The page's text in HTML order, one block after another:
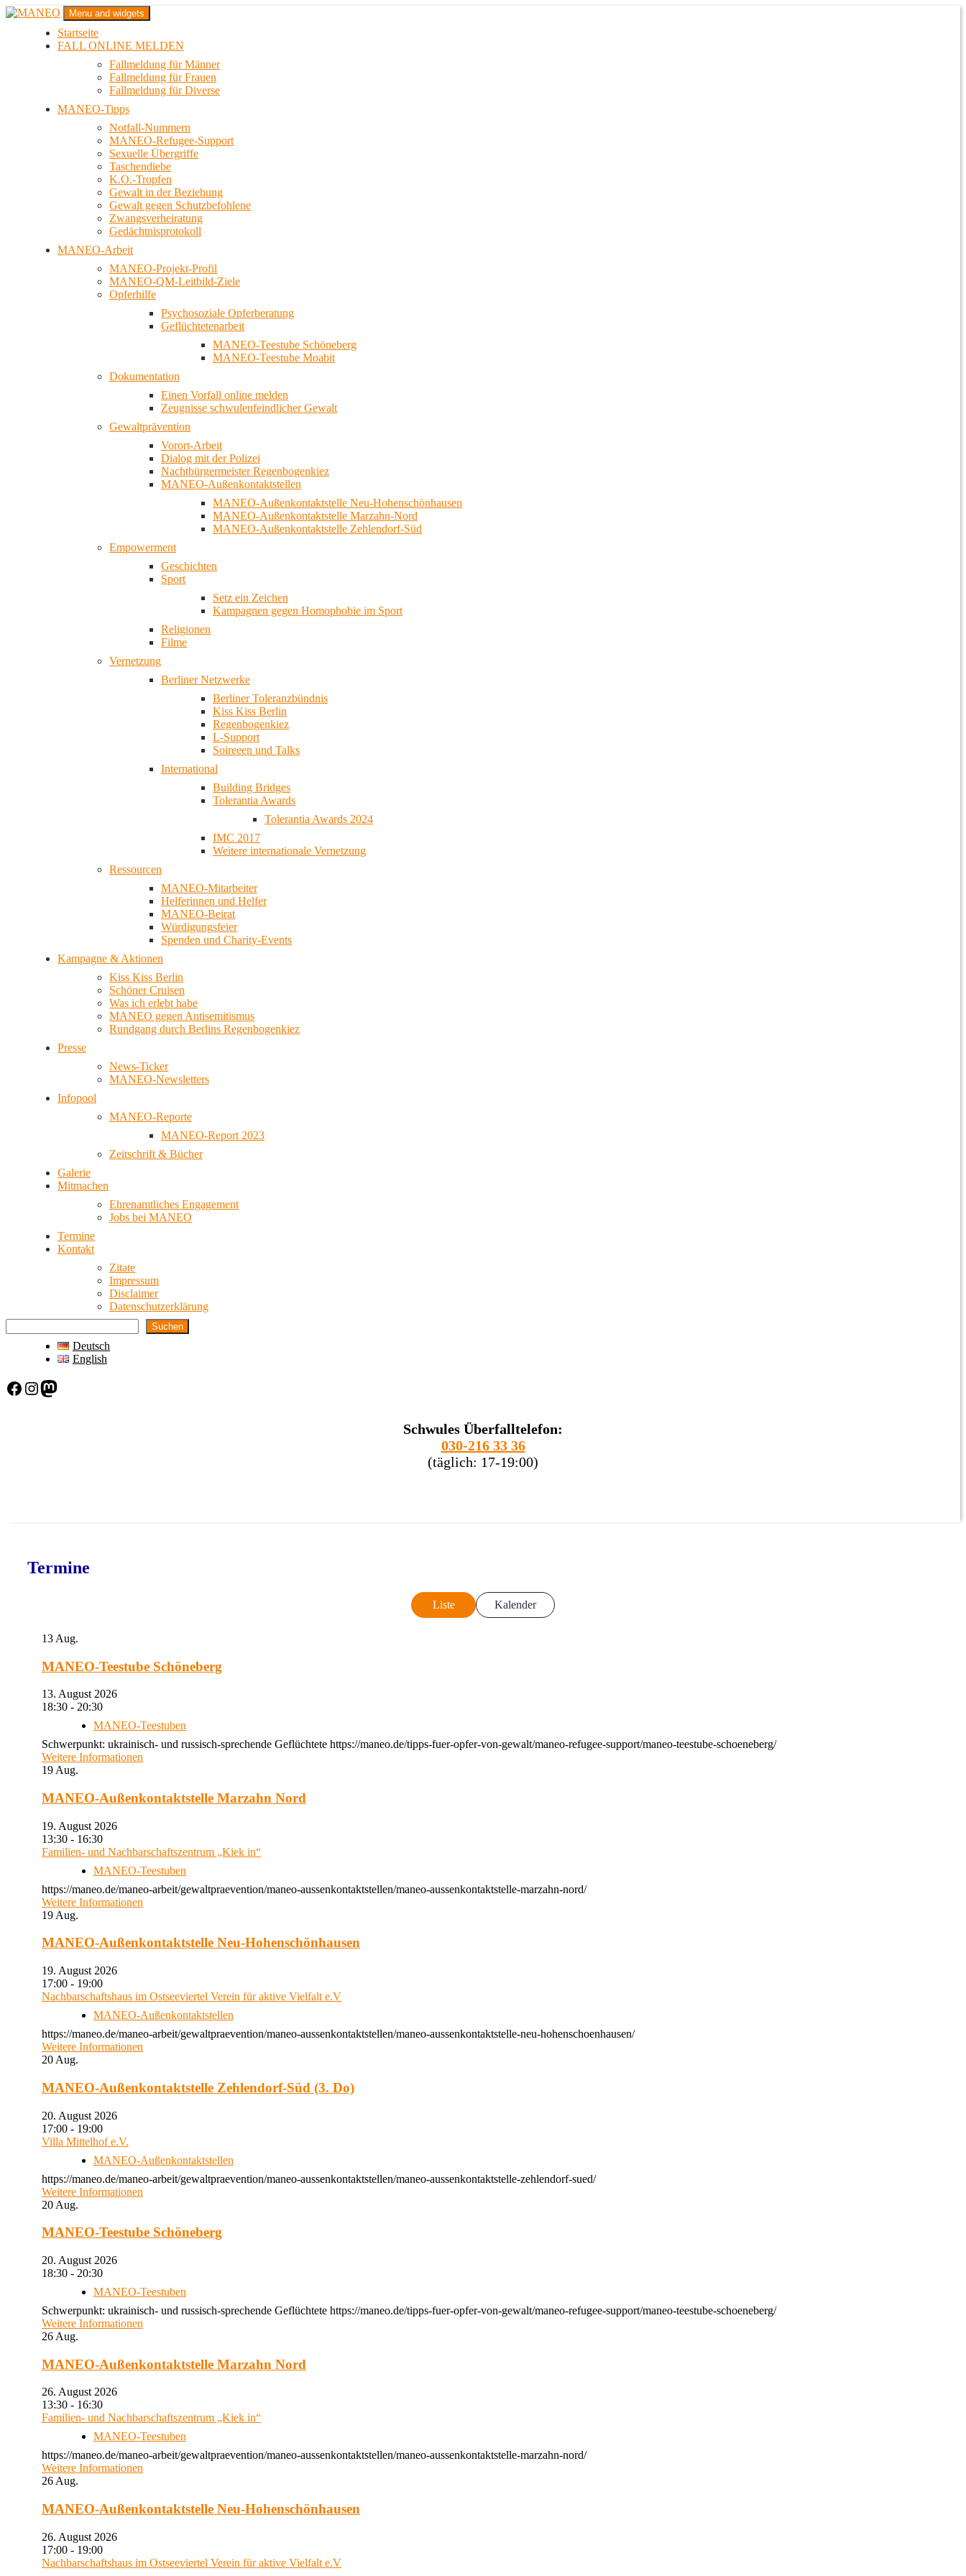
Zum
MANEO
Das schwule Anti-Gewalt-Projekt in Berlin
Menu and widgets
Startseite
FALL ONLINE MELDEN
Fallmeldung für Männer
Fallmeldung für Frauen
Fallmeldung für Diverse
MANEO-Tipps
Notfall-Nummern
MANEO-Refugee-Support
Sexuelle Übergriffe
Taschendiebe
K.O.-Tropfen
Gewalt in der Beziehung
Gewalt gegen Schutzbefohlene
Zwangsverheiratung
Gedächtnisprotokoll
MANEO-Arbeit
MANEO-Projekt-Profil
MANEO-QM-Leitbild-Ziele
Opferhilfe
Psychosoziale Opferberatung
Geflüchtetenarbeit
MANEO-Teestube Schöneberg
MANEO-Teestube Moabit
Dokumentation
Einen Vorfall online melden
Zeugnisse schwulenfeindlicher Gewalt
Gewaltprävention
Vorort-Arbeit
Dialog mit der Polizei
Nachtbürgermeister Regenbogenkiez
MANEO-Außenkontaktstellen
MANEO-Außenkontaktstelle Neu-Hohenschönhausen
MANEO-Außenkontaktstelle Marzahn-Nord
MANEO-Außenkontaktstelle Zehlendorf-Süd
Empowerment
Geschichten
Sport
Setz ein Zeichen
Kampagnen gegen Homophobie im Sport
Religionen
Filme
Vernetzung
Berliner Netzwerke
Berliner Toleranzbündnis
Kiss Kiss Berlin
Regenbogenkiez
L-Support
Soireeen und Talks
International
Building Bridges
Tolerantia Awards
Tolerantia Awards 2024
IMC 2017
Weitere internationale Vernetzung
Ressourcen
MANEO-Mitarbeiter
Helferinnen und Helfer
MANEO-Beirat
Würdigungsfeier
Spenden und Charity-Events
Kampagne & Aktionen
Kiss Kiss Berlin
Schöner Cruisen
Was ich erlebt habe
MANEO gegen Antisemitismus
Rundgang durch Berlins Regenbogenkiez
Presse
News-Ticker
MANEO-Newsletters
Infopool
MANEO-Reporte
MANEO-Report 2023
Zeitschrift & Bücher
Galerie
Mitmachen
Ehrenamtliches Engagement
Jobs bei MANEO
Termine
Kontakt
Zitate
Impressum
Disclaimer
Datenschutzerklärung
Suchen
Deutsch
English
Facebook Instagram Mastodon
Schwules Überfalltelefon:
030-216 33 36
(täglich: 17-19:00)
Termine
Liste Kalender
13 Aug.
MANEO-Teestube Schöneberg
13. August 2026
18:30 - 20:30
MANEO-Teestuben
Schwerpunkt: ukrainisch- und russisch-sprechende Geflüchtete https://maneo.de/tipps-fuer-opfer-von-gewalt/maneo-refugee-support/maneo-teestube-schoeneberg/
Weitere Informationen
19 Aug.
MANEO-Außenkontaktstelle Marzahn Nord
19. August 2026
13:30 - 16:30
Familien- und Nachbarschaftszentrum „Kiek in“
MANEO-Teestuben
https://maneo.de/maneo-arbeit/gewaltpraevention/maneo-aussenkontaktstellen/maneo-aussenkontaktstelle-marzahn-nord/
Weitere Informationen
19 Aug.
MANEO-Außenkontaktstelle Neu-Hohenschönhausen
19. August 2026
17:00 - 19:00
Nachbarschaftshaus im Ostseeviertel Verein für aktive Vielfalt e.V
MANEO-Außenkontaktstellen
https://maneo.de/maneo-arbeit/gewaltpraevention/maneo-aussenkontaktstellen/maneo-aussenkontaktstelle-neu-hohenschoenhausen/
Weitere Informationen
20 Aug.
MANEO-Außenkontaktstelle Zehlendorf-Süd (3. Do)
20. August 2026
17:00 - 19:00
Villa Mittelhof e.V.
MANEO-Außenkontaktstellen
https://maneo.de/maneo-arbeit/gewaltpraevention/maneo-aussenkontaktstellen/maneo-aussenkontaktstelle-zehlendorf-sued/
Weitere Informationen
20 Aug.
MANEO-Teestube Schöneberg
20. August 2026
18:30 - 20:30
MANEO-Teestuben
Schwerpunkt: ukrainisch- und russisch-sprechende Geflüchtete https://maneo.de/tipps-fuer-opfer-von-gewalt/maneo-refugee-support/maneo-teestube-schoeneberg/
Weitere Informationen
26 Aug.
MANEO-Außenkontaktstelle Marzahn Nord
26. August 2026
13:30 - 16:30
Familien- und Nachbarschaftszentrum „Kiek in“
MANEO-Teestuben
https://maneo.de/maneo-arbeit/gewaltpraevention/maneo-aussenkontaktstellen/maneo-aussenkontaktstelle-marzahn-nord/
Weitere Informationen
26Aug.
MANEO-Außenkontaktstelle Neu-Hohenschönhausen
26. August 2026
17:00 - 19:00
Nachbarschaftshaus im Ostseeviertel Verein für aktive Vielfalt e.V